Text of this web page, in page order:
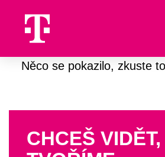
Něco se pokazilo, zkuste
CHCEŠ